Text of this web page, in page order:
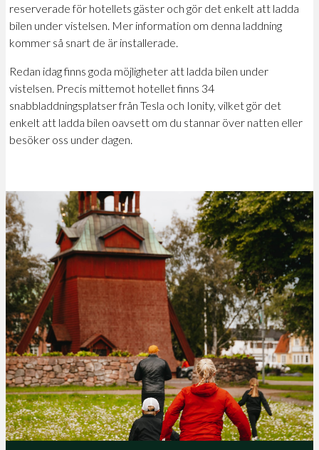
reserverade för hotellets gäster och gör det enkelt att ladda
bilen under vistelsen. Mer information om denna laddning
kommer så snart de är installerade.
Redan idag finns goda möjligheter att ladda bilen under
vistelsen. Precis mittemot hotellet finns 34
snabbladdningsplatser från Tesla och Ionity, vilket gör det
enkelt att ladda bilen oavsett om du stannar över natten eller
besöker oss under dagen.